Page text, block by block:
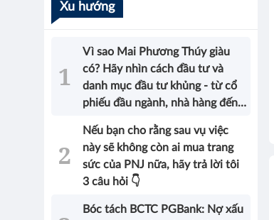
Xu hướng
Vì sao Mai Phương Thúy giàu
có? Hãy nhìn cách đầu tư và
danh mục đầu tư khủng - từ cổ
phiếu đầu ngành, nhà hàng đến
được câu trả lời!
Nếu bạn cho rằng sau vụ việc
này sẽ không còn ai mua trang
sức của PNJ nữa, hãy trả lời tôi
3 câu hỏi 👇
Bóc tách BCTC PGBank: Nợ xấu